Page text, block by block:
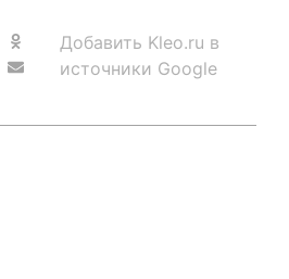
Добавить Kleo.ru в
источники Google